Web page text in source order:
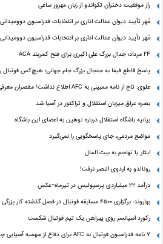
راز موفقیت دختران تکواندو از زبان مهروز ساعی
مُهر تأیید دیوان عدالت اداری بر انتخابات فدراسیون دوومیدانی
مُهر تأیید دیوان عدالت اداری بر انتخابات فدراسیون دوومیدانی
24 مرداد؛ جدال بزرگ علی‌ اکبری برای فتح کمربند ACA
پاسخ قاطع فیفا به جنجال بزرگ جام جهانی؛ هیچ‌کس فوتبال
علوی: تاج از نامه ممبینی به AFC اطلاع نداشت/ مقصران معرفی می‌شوند
بصره عراق میزبان استقلال و تراکتور در آسیا شد
بیانیه باشگاه استقلال درباره توهین به اعضای این باشگاه
مواضع مردمی، جای پاسخگویی را نمی‌گیرد
ایثار یا تهاجم به بیت المال
رونالدو به اردوی النصر نرفت!
درآمد ۲۲ میلیاردی پرسپولیس در تیرماه+عکس
بهاروند: برگزاری ۴۵۰۰ مسابقه فوتبال در فصل گذشته کار بزرگی بود
رکورد اسپانسر روی پیراهن یک تیم فوتبال شکست
۷ نامه فدراسیون فوتبال به AFC برای دفاع از سهمیه آسیایی چادرملو